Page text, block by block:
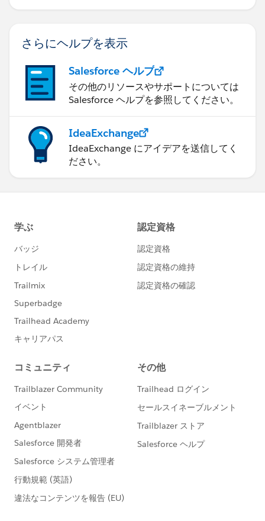
さらにヘルプを表示
Salesforce ヘルプ
その他のリソースやサポートについては
Salesforce ヘルプを参照してください。
IdeaExchange
IdeaExchange にアイデアを送信してく
ださい。